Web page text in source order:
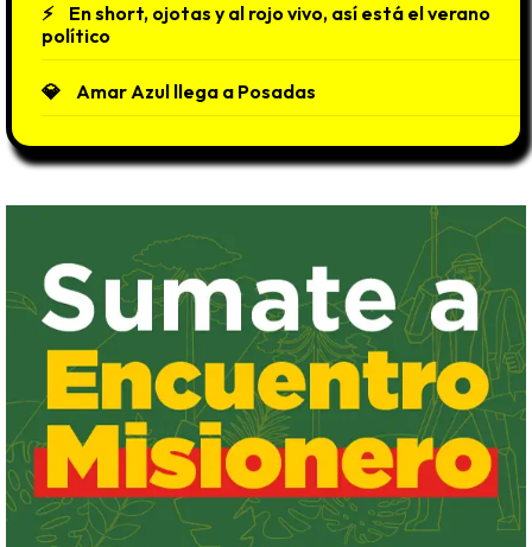
En short, ojotas y al rojo vivo, así está el verano
político
Amar Azul llega a Posadas